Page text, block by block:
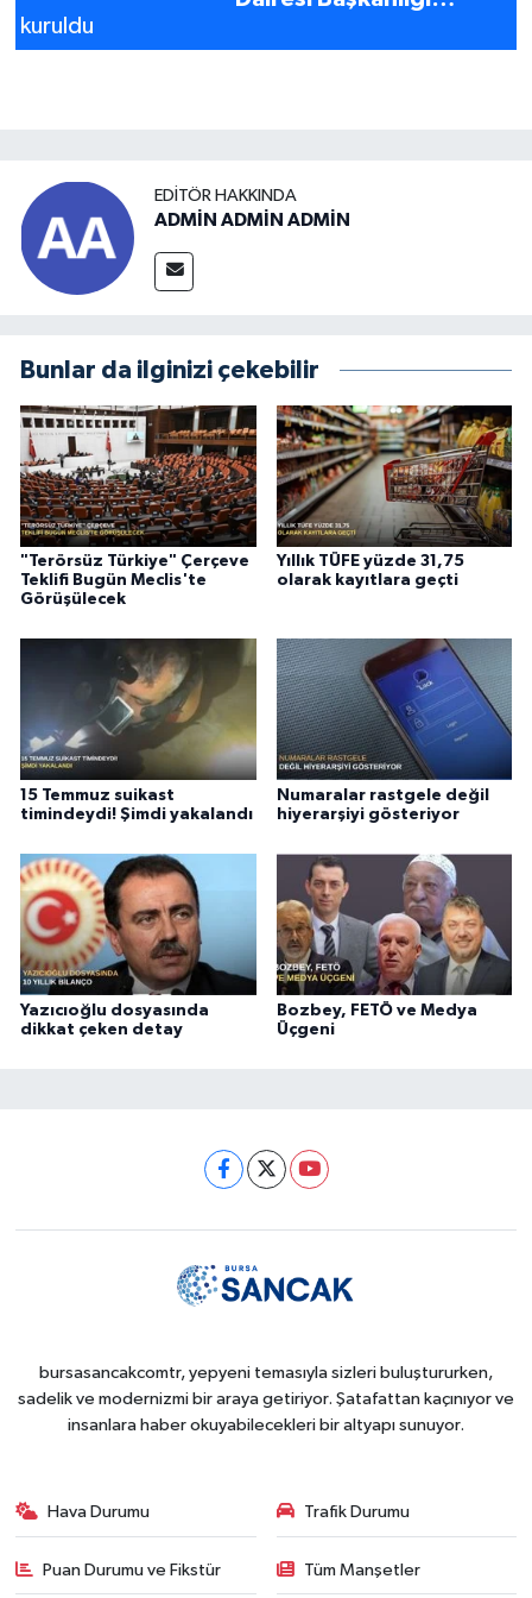
EDITÖR HAKKINDA
ADMİN ADMİN ADMİN
Bunlar da ilginizi çekebilir
"Terörsüz Türkiye" Çerçeve
Teklifi Bugün Meclis'te
Görüşülecek
Yıllık TÜFE yüzde 31,75
olarak kayıtlara geçti
15 Temmuz suikast
timindeydi! Şimdi yakalandı
Numaralar rastgele değil
hiyerarşiyi gösteriyor
Yazıcıoğlu dosyasında
dikkat çeken detay
Bozbey, FETÖ ve Medya
Üçgeni
bursasancakcomtr, yepyeni temasıyla sizleri buluştururken,
sadelik ve modernizmi bir araya getiriyor. Şatafattan kaçınıyor ve
insanlara haber okuyabilecekleri bir altyapı sunuyor.
Hava Durumu Trafik Durumu
Puan Durumu ve Fikstür Tüm Manşetler